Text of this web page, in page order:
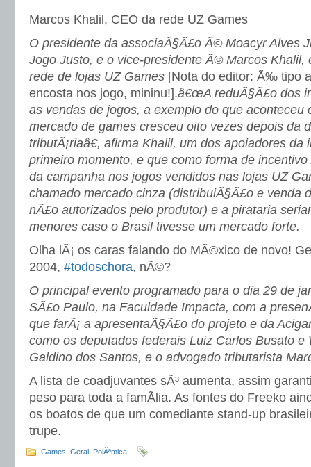
Marcos Khalil, CEO da rede UZ Games
O presidente da associaÃ§Ã£o Ã© Moacyr Alves
Jogo Justo, e o vice-presidente Ã© Marcos Khalil,
rede de lojas UZ Games [Nota do editor: Ã‰ tipo
encosta nos jogo, mininu!].â€œA reduÃ§Ã£o dos
as vendas de jogos, a exemplo do que aconteceu
mercado de games cresceu oito vezes depois da
tributÃ¡riaâ€, afirma Khalil, um dos apoiadores da
primeiro momento, e que como forma de
da campanha nos jogos vendidos nas lojas UZ
chamado mercado cinza (distribuiÃ§Ã£o e venda
nÃ£o autorizados pelo produtor) e a pirataria
menores caso o Brasil tivesse um mercado forte.
Olha lÃ¡ os caras falando do MÃ©xico de novo!
2004, #todoschora, nÃ©?
O principal evento programado para o dia 29 de
SÃ£o Paulo, na Faculdade Impacta, com a
que farÃ¡ a apresentaÃ§Ã£o do projeto e da
como os deputados federais Luiz Carlos Busato e
Galdino dos Santos, e o advogado tributarista
A lista de coadjuvantes sÃ³ aumenta, assim
peso para toda a famÃ­lia. As fontes do Freeko
os boatos de que um comediante stand-up
trupe.
Games Geral PolÃªmica